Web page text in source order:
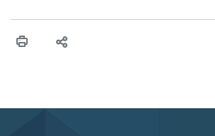
meg a jogszabályi előírásoknak, egy
felügyelők mind a négy esetben eljárást
folytatódik a növények fejlődésének